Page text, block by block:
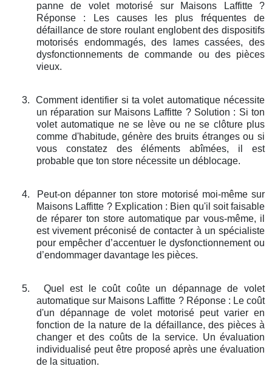
panne de volet motorisé sur Maisons Laffitte ?
Réponse : Les causes les plus fréquentes de
défaillance de store roulant englobent des dispositifs
motorisés endommagés, des lames cassées, des
dysfonctionnements de commande ou des pièces
vieux.
3.
Comment identifier si ta volet automatique nécessite
un réparation sur Maisons Laffitte ? Solution : Si ton
volet automatique ne se lève ou ne se clôture plus
comme d'habitude, génère des bruits étranges ou si
vous constatez des éléments abîmées, il est
probable que ton store nécessite un déblocage.
4.
Peut-on dépanner ton store motorisé moi-même sur
Maisons Laffitte ? Explication : Bien qu'il soit faisable
de réparer ton store automatique par vous-même, il
est vivement préconisé de contacter à un spécialiste
pour empêcher d’accentuer le dysfonctionnement ou
d’endommager davantage les pièces.
5.
Quel est le coût coûte un dépannage de volet
automatique sur Maisons Laffitte ? Réponse : Le coût
d'un dépannage de volet motorisé peut varier en
fonction de la nature de la défaillance, des pièces à
changer et des coûts de la service. Un évaluation
individualisé peut être proposé après une évaluation
de la situation.